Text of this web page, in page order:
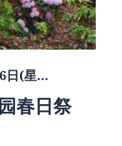
日(星…
春日祭